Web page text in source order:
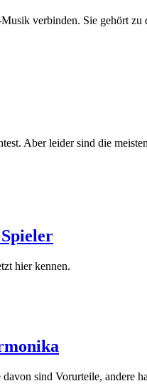
verbinden. Sie gehört
Aber leider sind die
hier kennen.
sind Vorurteile, andere